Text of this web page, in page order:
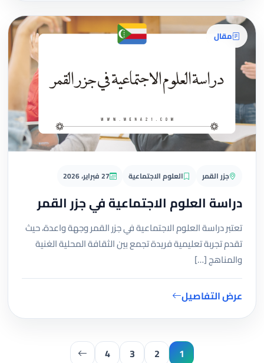
مقال
جزر القمر العلوم الاجتماعية 27 فبراير، 2026
دراسة العلوم الاجتماعية في جزر القمر
تعتبر دراسة العلوم الاجتماعية في جزر القمر وجهة واعدة، حيث
تقدم تجربة تعليمية فريدة تجمع بين الثقافة المحلية الغنية
والمناهج […]
عرض التفاصيل
1
2
3
4